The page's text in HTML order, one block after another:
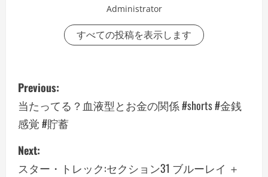
Administrator
すべての投稿を表示します
P
o
s
t
Previous:
当たってる？血液型とお金の関係 #shorts #金銭
感覚 #貯蓄
Next:
スター・トレック:セクション31 ブルーレイ ＋